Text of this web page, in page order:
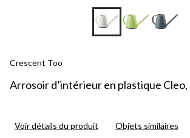
Crescent Too
Arrosoir d’intérieur en plastique Cleo,
Voir détails du produit Objets similaires